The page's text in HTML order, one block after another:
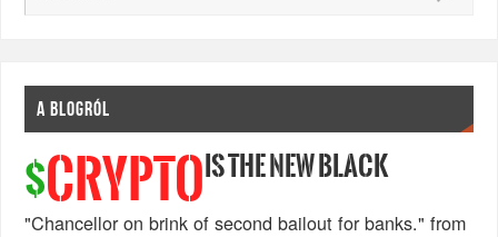
A BLOGRÓL
$CRYPTO IS THE NEW BLACK
"Chancellor on brink of second bailout for banks." from